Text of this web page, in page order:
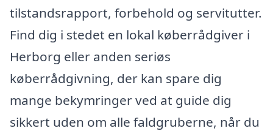
tilstandsrapport, forbehold og servitutter.
Find dig i stedet en lokal køberrådgiver i
Herborg eller anden seriøs
køberrådgivning, der kan spare dig
mange bekymringer ved at guide dig
sikkert uden om alle faldgruberne, når du